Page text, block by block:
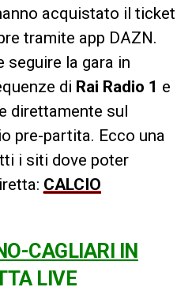
acquistato il ticket
tramite app DAZN.
seguire la gara in
di Rai Radio 1 e
direttamente sul
pre-partita. Ecco una
i siti dove poter
CALCIO
CAGLIARI IN
LIVE